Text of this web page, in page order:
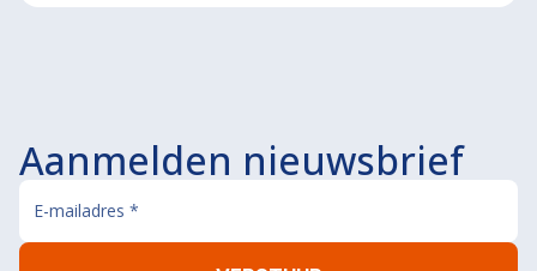
Aanmelden nieuwsbrief